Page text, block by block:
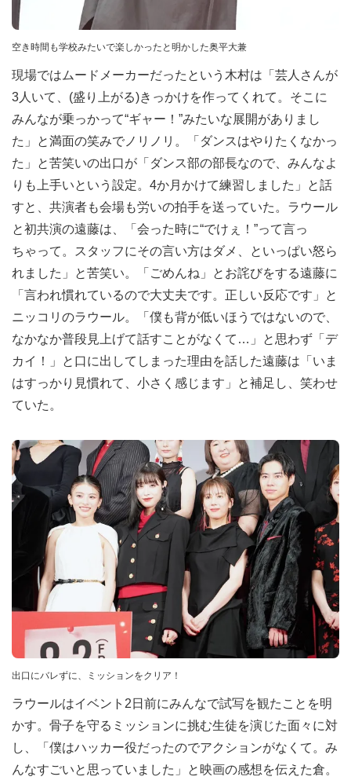
空き時間も学校みたいで楽しかったと明かした奥平大兼
現場ではムードメーカーだったという木村は「芸人さんが
3人いて、(盛り上がる)きっかけを作ってくれて。そこに
みんなが乗っかって“ギャー！”みたいな展開がありまし
た」と満面の笑みでノリノリ。「ダンスはやりたくなかっ
た」と苦笑いの出口が「ダンス部の部長なので、みんなよ
りも上手いという設定。4か月かけて練習しました」と話
すと、共演者も会場も労いの拍手を送っていた。ラウール
と初共演の遠藤は、「会った時に“でけぇ！”って言っ
ちゃって。スタッフにその言い方はダメ、といっぱい怒ら
れました」と苦笑い。「ごめんね」とお詫びをする遠藤に
「言われ慣れているので大丈夫です。正しい反応です」と
ニッコリのラウール。「僕も背が低いほうではないので、
なかなか普段見上げて話すことがなくて…」と思わず「デ
カイ！」と口に出してしまった理由を話した遠藤は「いま
はすっかり見慣れて、小さく感じます」と補足し、笑わせ
ていた。
出口にバレずに、ミッションをクリア！
ラウールはイベント2日前にみんなで試写を観たことを明
かす。骨子を守るミッションに挑む生徒を演じた面々に対
し、「僕はハッカー役だったのでアクションがなくて。み
んなすごいと思っていました」と映画の感想を伝えた倉。